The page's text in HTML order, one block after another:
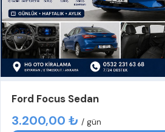
Ford Focus Sedan
3.200,00 ₺ / gün